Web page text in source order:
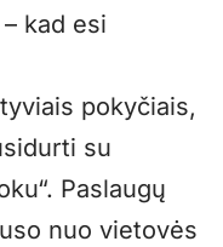
kad esi
pokyčiais,
su
Paslaugų
nuo vietovės